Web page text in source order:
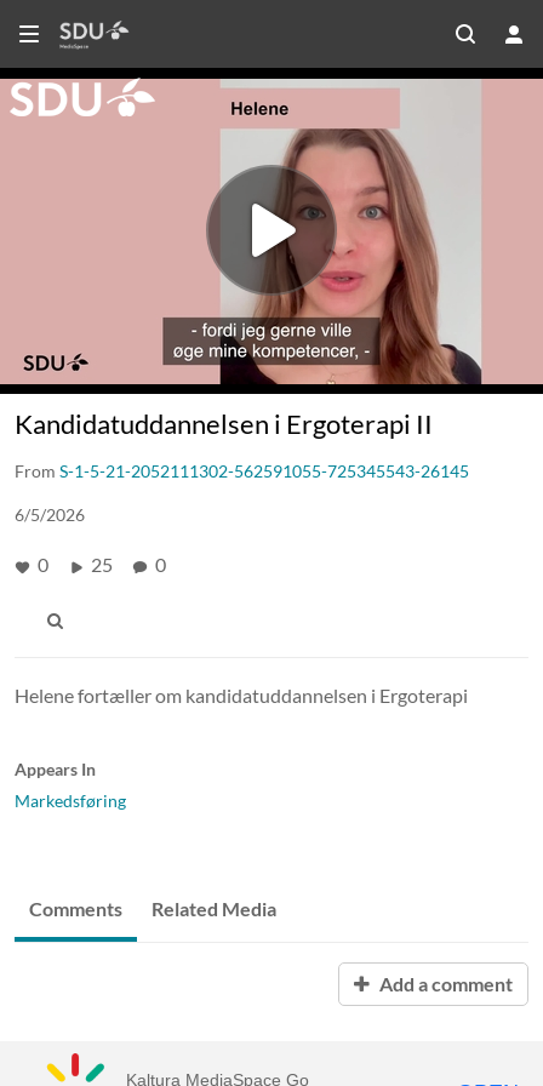
Kandidatuddannelsen i Ergoterapi II
From S-1-5-21-2052111302-562591055-725345543-26145
6/5/2026
0 25 0
Helene fortæller om kandidatuddannelsen i Ergoterapi
Appears In
Markedsføring
Comments Related Media
Add a comment
Kaltura MediaSpace Go